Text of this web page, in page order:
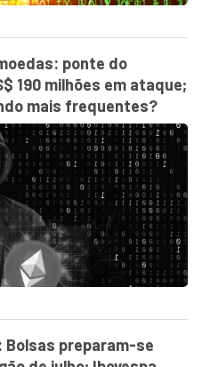
ponte do
190 milhões em ataque;
mais frequentes?
preparam-se